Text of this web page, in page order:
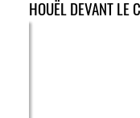
HOUËL DEVANT LE